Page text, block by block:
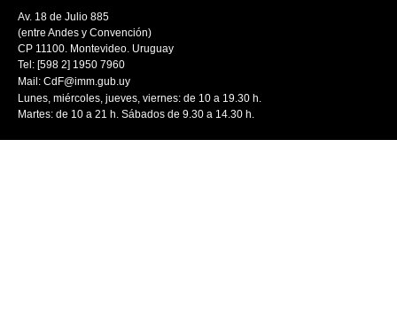
Av. 18 de Julio 885
(entre Andes y Convención)
CP 11100. Montevideo. Uruguay
Tel: [598 2] 1950 7960
Mail: CdF@imm.gub.uy
Lunes, miércoles, jueves, viernes: de 10 a 19.30 h.
Martes: de 10 a 21 h. Sábados de 9.30 a 14.30 h.